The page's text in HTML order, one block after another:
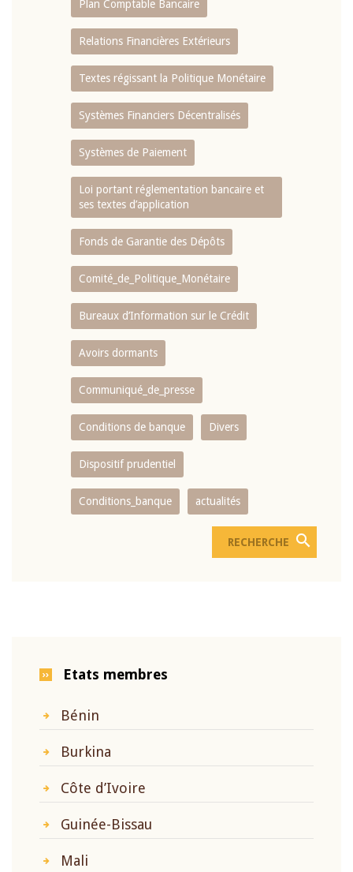
Plan Comptable Bancaire
Relations Financières Extérieurs
Textes régissant la Politique Monétaire
Systèmes Financiers Décentralisés
Systèmes de Paiement
Loi portant réglementation bancaire et
ses textes d’application
Fonds de Garantie des Dépôts
Comité_de_Politique_Monétaire
Bureaux d’Information sur le Crédit
Avoirs dormants
Communiqué_de_presse
Conditions de banque Divers
Dispositif prudentiel
Conditions_banque actualités
Etats membres
Bénin
Burkina
Côte d’Ivoire
Guinée-Bissau
Mali